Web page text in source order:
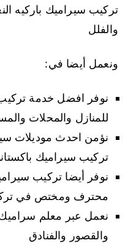
تركيب سيراميك باركيه
والفلل
ونعمل أيضا في:
نوفر افضل خدمة
للمنازل والمحلات
نؤمن احدث موديلات
تركيب سيراميك
نوفر أيضا تركيب
محترف ومختص في
نعمل عبر معلم
والقصور والفنادق